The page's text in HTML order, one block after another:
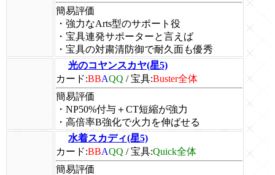
簡易評価
・強力なArts型のサポート役
・宝具連発サポーターと言えば
・宝具の対粛清防御で耐久面も優秀
光のコヤンスカヤ(星5)
カード:BBAQQ /宝具:Buster全体
簡易評価
・NP50%付与＋CT短縮が強力
・高倍率B強化で火力を伸ばせる
水着スカディ(星5)
カード:BBAQQ /宝具:Quick全体
簡易評価